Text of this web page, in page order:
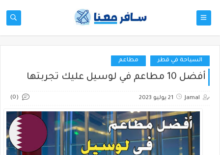
السياحة في قطر مطاعم
أفضل 10 مطاعم في لوسيل عليك تجربتها
Jamal 21 يوليو 2023 (0)